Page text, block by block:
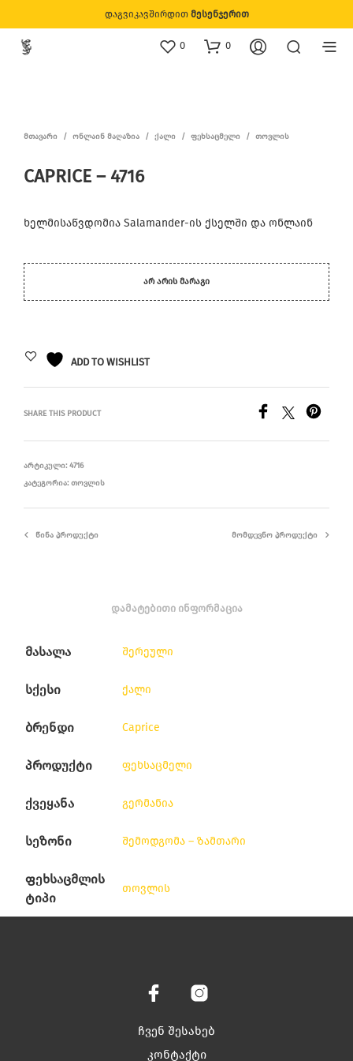
დაგვიკავშირდით მესენჯერით
0 0
ᲛᲗᲐᲕᲐᲠᲘ / ᲝᲜᲚᲐᲘᲜ ᲛᲐᲦᲐᲖᲘᲐ / ᲥᲐᲚᲘ / ᲤᲔᲮᲡᲐᲪᲛᲔᲚᲘ / ᲗᲝᲕᲚᲘᲡ
CAPRICE – 4716
ხელმისაწვდომია Salamander-ის ქსელში და ონლაინ
ᲐᲠ ᲐᲠᲘᲡ ᲛᲐᲠᲐᲒᲘ
ADD TO WISHLIST
SHARE THIS PRODUCT
ᲐᲠᲢᲘᲙᲣᲚᲘ: 4716
ᲙᲐᲢᲔᲒᲝᲠᲘᲐ: ᲗᲝᲕᲚᲘᲡ
ᲬᲘᲜᲐ ᲞᲠᲝᲓᲣᲥᲢᲘ ᲛᲝᲛᲓᲔᲕᲜᲝ ᲞᲠᲝᲓᲣᲥᲢᲘ
ᲓᲐᲛᲐᲢᲔᲑᲘᲗᲘ ᲘᲜᲤᲝᲠᲛᲐᲪᲘᲐ
მასალა შერეული
სქესი ქალი
ბრენდი Caprice
პროდუქტი ფეხსაცმელი
ქვეყანა გერმანია
სეზონი შემოდგომა – ზამთარი
ფეხსაცმლის
ტიპი
თოვლის
ჩვენ შესახებ
კონტაქტი